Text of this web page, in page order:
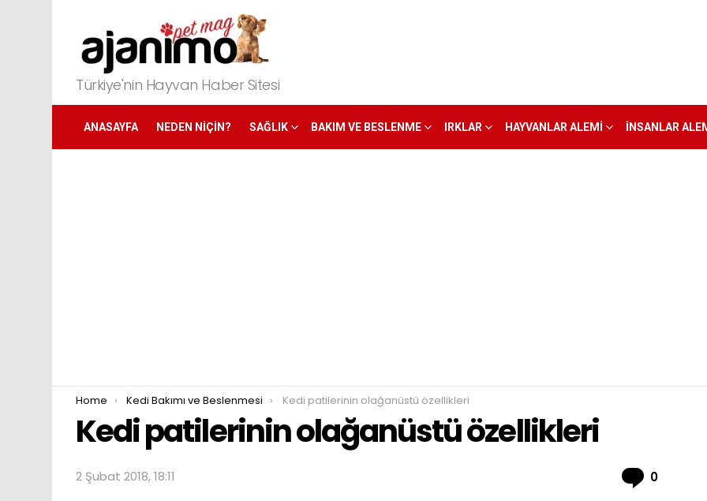
Türkiye'nin Hayvan Haber Sitesi
ANASAYFA NEDEN NIÇIN? SAĞLIK BAKIM VE BESLENME IRKLAR HAYVANLAR ALEMI İNSANLAR
You are here:
Home Kedi Bakımı ve Beslenmesi Kedi patilerinin olağanüstü özellikleri
Kedi patilerinin olağanüstü özellikleri
2 Şubat 2018, 18:11 0